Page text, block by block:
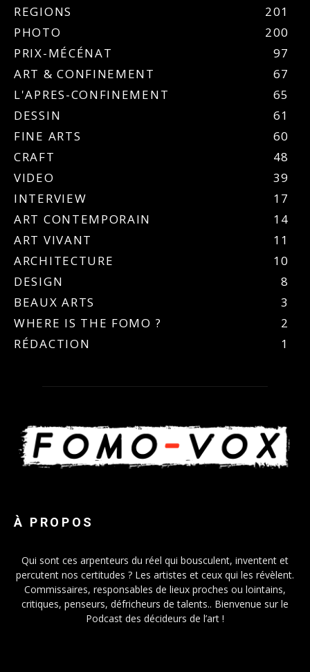
REGIONS
201
PHOTO
200
PRIX-MÉCÉNAT
97
ART & CONFINEMENT
67
L'APRES-CONFINEMENT
65
DESSIN
61
FINE ARTS
60
CRAFT
48
VIDEO
39
INTERVIEW
17
ART CONTEMPORAIN
14
ART VIVANT
11
ARCHITECTURE
10
DESIGN
8
BEAUX ARTS
3
WHERE IS THE FOMO ?
2
RÉDACTION
1
À PROPOS
Qui sont ces arpenteurs du réel qui bousculent, inventent et
percutent nos certitudes ? Les artistes et ceux qui les révèlent.
Commissaires, responsables de lieux proches ou lointains,
critiques, penseurs, défricheurs de talents.. Bienvenue sur le
Podcast des décideurs de l’art !